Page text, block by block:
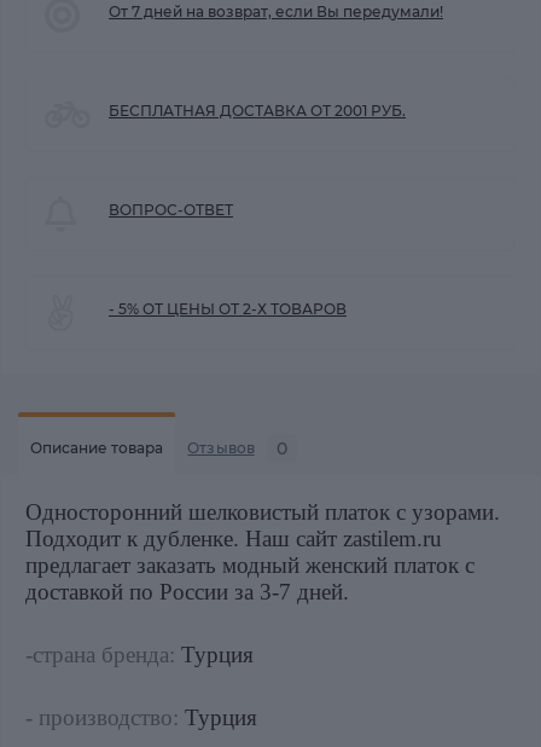
От 7 дней на возврат, если Вы передумали!
БЕСПЛАТНАЯ ДОСТАВКА ОТ 2001 РУБ.
ВОПРОС-ОТВЕТ
- 5% ОТ ЦЕНЫ ОТ 2-Х ТОВАРОВ
Описание товара Отзывов 0
Односторонний шелковистый платок с узорами.
Подходит к дубленке. Наш сайт zastilem.ru
предлагает заказать модный женский платок с
доставкой по России за 3-7 дней.
-страна бренда: Турция
- производство: Турция